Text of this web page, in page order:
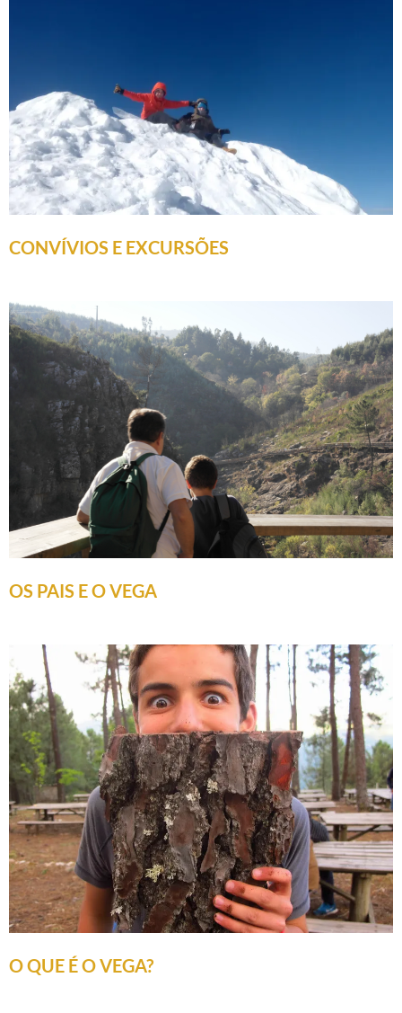
CONVÍVIOS E EXCURSÕES
OS PAIS E O VEGA
O QUE É O VEGA?